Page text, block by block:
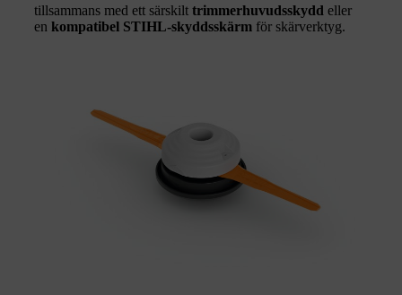
tillsammans med ett särskilt trimmerhuvudsskydd eller
en kompatibel STIHL-skyddsskärm för skärverktyg.